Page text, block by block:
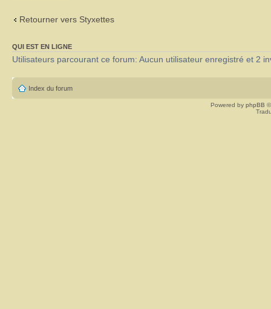
Retourner vers Styxettes
QUI EST EN LIGNE
Utilisateurs parcourant ce forum: Aucun utilisateur enregistré et 2
Index du forum
Powered by phpBB